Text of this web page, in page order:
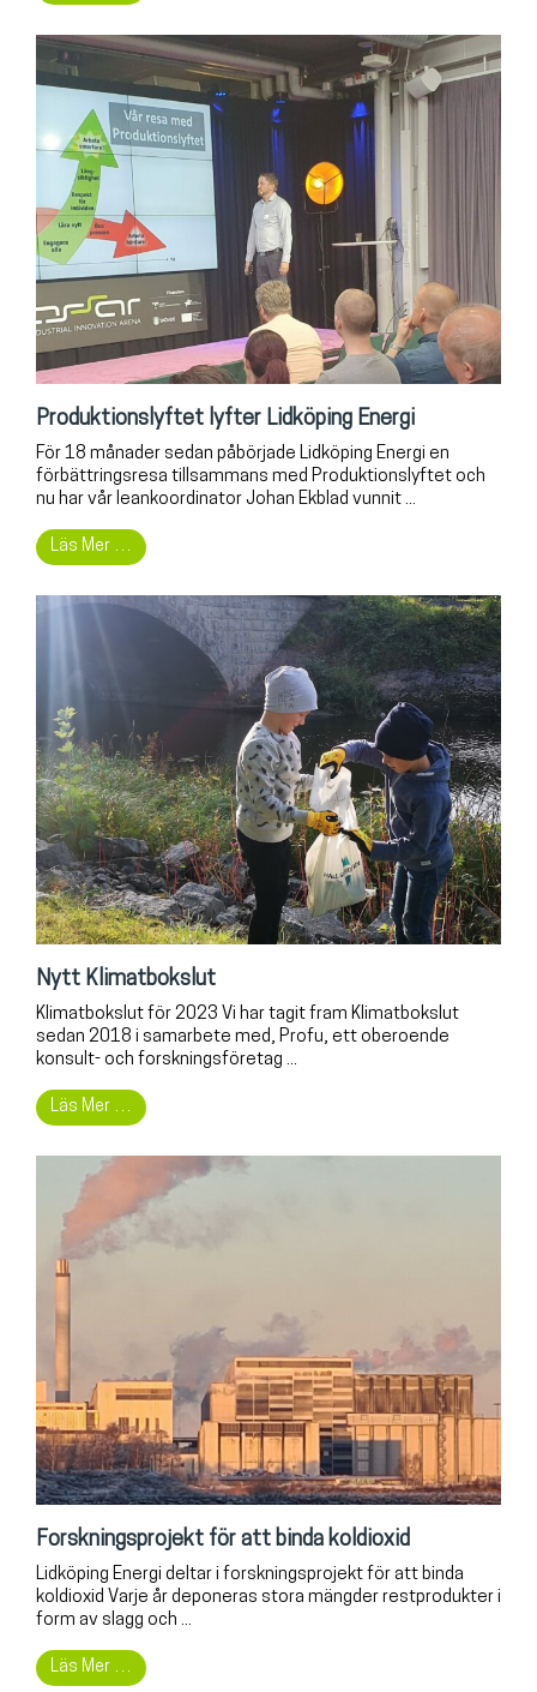
Produktionslyftet lyfter Lidköping Energi
För 18 månader sedan påbörjade Lidköping Energi en
förbättringsresa tillsammans med Produktionslyftet och
nu har vår leankoordinator Johan Ekblad vunnit ...
Läs Mer …
Nytt Klimatbokslut
Klimatbokslut för 2023 Vi har tagit fram Klimatbokslut
sedan 2018 i samarbete med, Profu, ett oberoende
konsult- och forskningsföretag ...
Läs Mer …
Forskningsprojekt för att binda koldioxid
Lidköping Energi deltar i forskningsprojekt för att binda
koldioxid Varje år deponeras stora mängder restprodukter i
form av slagg och ...
Läs Mer …